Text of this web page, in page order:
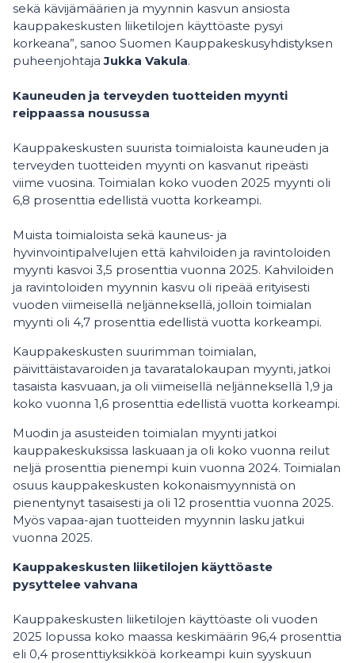
sekä kävijämäärien ja myynnin kasvun ansiosta
kauppakeskusten liiketilojen käyttöaste pysyi
korkeana”, sanoo Suomen Kauppakeskusyhdistyksen
puheenjohtajaJukka Vakula.
Kauneuden ja terveyden tuotteiden myynti
reippaassa nousussa
Kauppakeskusten suurista toimialoista kauneuden ja
terveyden tuotteiden myynti on kasvanut ripeästi
viime vuosina. Toimialan koko vuoden 2025 myynti oli
6,8 prosenttia edellistä vuotta korkeampi.
Muista toimialoista sekä kauneus- ja
hyvinvointipalvelujen että kahviloiden ja ravintoloiden
myynti kasvoi 3,5 prosenttia vuonna 2025. Kahviloiden
ja ravintoloiden myynnin kasvu oli ripeää erityisesti
vuoden viimeisellä neljänneksellä, jolloin toimialan
myynti oli 4,7 prosenttia edellistä vuotta korkeampi.
Kauppakeskusten suurimman toimialan,
päivittäistavaroiden ja tavaratalokaupan myynti, jatkoi
tasaista kasvuaan, ja oli viimeisellä neljänneksellä 1,9 ja
koko vuonna 1,6 prosenttia edellistä vuotta korkeampi.
Muodin ja asusteiden toimialan myynti jatkoi
kauppakeskuksissa laskuaan ja oli koko vuonna reilut
neljä prosenttia pienempi kuin vuonna 2024. Toimialan
osuus kauppakeskusten kokonaismyynnistä on
pienentynyt tasaisesti ja oli 12 prosenttia vuonna 2025.
Myös vapaa-ajan tuotteiden myynnin lasku jatkui
vuonna 2025.
Kauppakeskusten liiketilojen käyttöaste
pysyttelee vahvana
Kauppakeskusten liiketilojen käyttöaste oli vuoden
2025 lopussa koko maassa keskimäärin 96,4 prosenttia
eli 0,4 prosenttiyksikköä korkeampi kuin syyskuun